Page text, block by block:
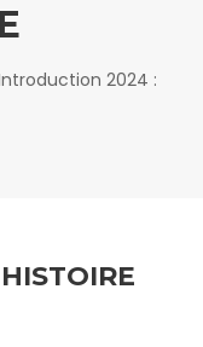
2024 :